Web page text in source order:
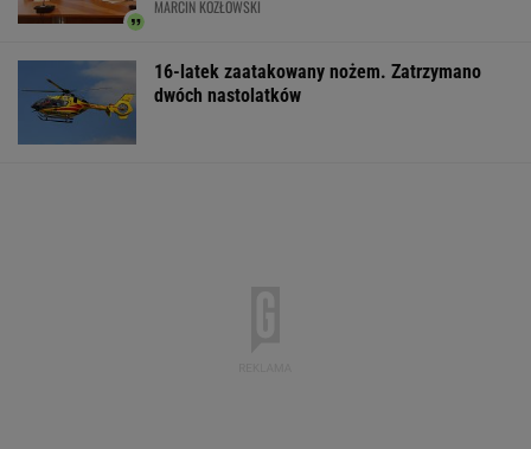
MARCIN KOZŁOWSKI
16-latek zaatakowany nożem. Zatrzymano
dwóch nastolatków